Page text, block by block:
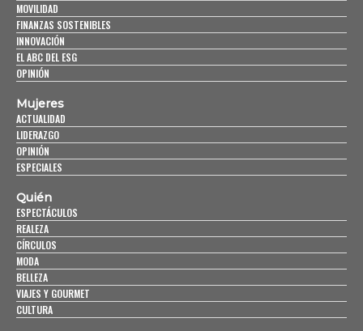
MOVILIDAD
FINANZAS SOSTENIBLES
INNOVACIÓN
EL ABC DEL ESG
OPINIÓN
Mujeres
ACTUALIDAD
LIDERAZGO
OPINIÓN
ESPECIALES
Quién
ESPECTÁCULOS
REALEZA
CÍRCULOS
MODA
BELLEZA
VIAJES Y GOURMET
CULTURA